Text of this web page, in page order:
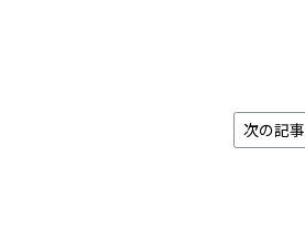
次の記事